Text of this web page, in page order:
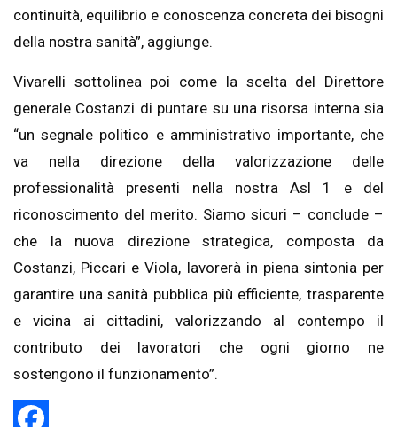
continuità, equilibrio e conoscenza concreta dei bisogni
della nostra sanità”, aggiunge.
Vivarelli sottolinea poi come la scelta del Direttore
generale Costanzi di puntare su una risorsa interna sia
“un segnale politico e amministrativo importante, che
va nella direzione della valorizzazione delle
professionalità presenti nella nostra Asl 1 e del
riconoscimento del merito. Siamo sicuri – conclude –
che la nuova direzione strategica, composta da
Costanzi, Piccari e Viola, lavorerà in piena sintonia per
garantire una sanità pubblica più efficiente, trasparente
e vicina ai cittadini, valorizzando al contempo il
contributo dei lavoratori che ogni giorno ne
sostengono il funzionamento”.